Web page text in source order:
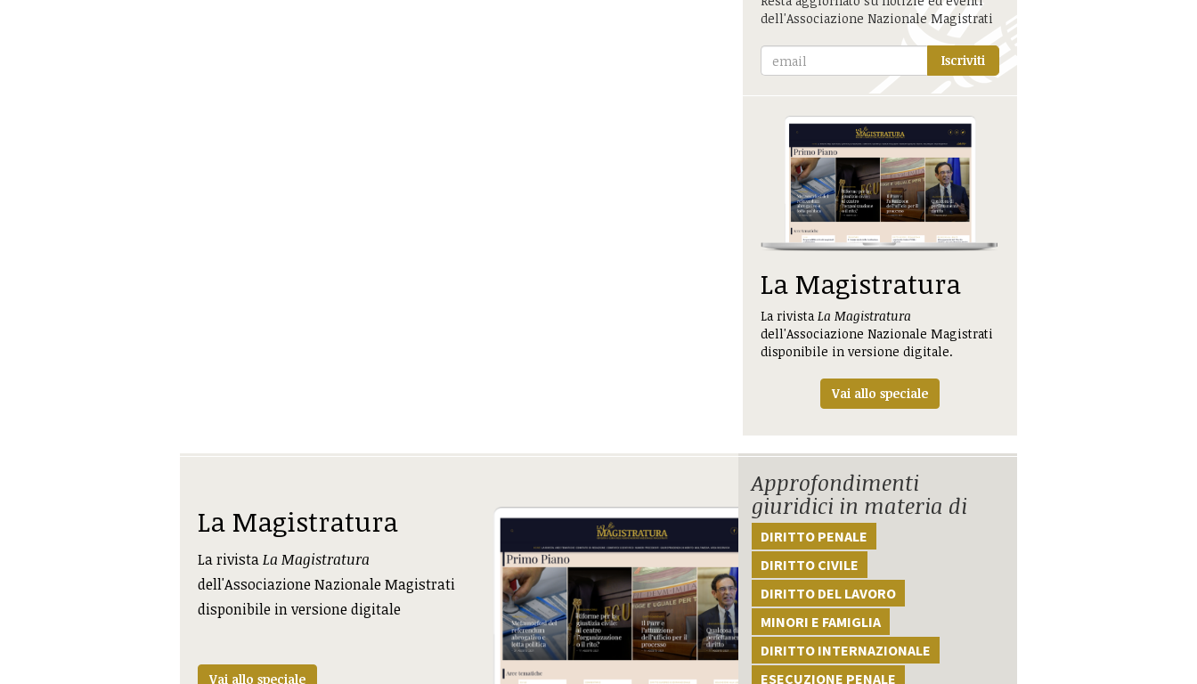
dell'Associazione Nazionale Magistrati
Iscriviti
La Magistratura
La rivistaLa Magistratura
dell'Associazione Nazionale Magistrati
disponibile in versione digitale.
Vai allo speciale
La Magistratura
La rivistaLa Magistratura
dell'Associazione Nazionale Magistrati
disponibile in versione digitale
Vai allo speciale
Approfondimenti
giuridici in materia di
DIRITTO PENALE
DIRITTO CIVILE
DIRITTO DEL LAVORO
MINORI E FAMIGLIA
DIRITTO INTERNAZIONALE
ESECUZIONE PENALE